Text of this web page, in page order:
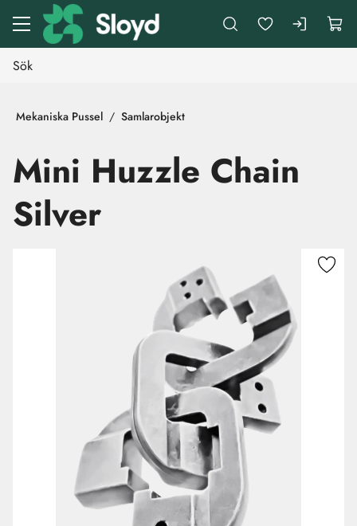
Gå till huvudinnehåll
Mekaniska Pussel Samlarobjekt
Mini Huzzle Chain
Silver